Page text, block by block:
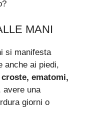
MANI
si manifesta
anche ai piedi,
croste, ematomi,
avere una
giorni o